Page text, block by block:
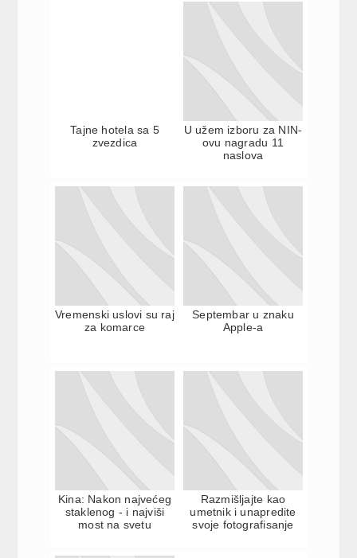
Tajne hotela sa 5
zvezdica
U užem izboru za NIN-
ovu nagradu 11
naslova
Vremenski uslovi su raj
za komarce
Septembar u znaku
Apple-a
Kina: Nakon najvećeg
staklenog - i najviši
most na svetu
Razmišljajte kao
umetnik i unapredite
svoje fotografisanje